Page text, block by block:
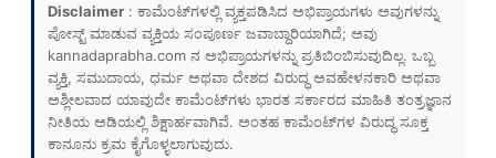
Disclaimer : ಕಾಮೆಂಟ್‌ಗಳಲ್ಲಿ ವ್ಯಕ್ತಪಡಿಸಿದ ಅಭಿಪ್ರಾಯಗಳು ಅವುಗಳನ್ನು
ಪೋಸ್ಟ್ ಮಾಡುವ ವ್ಯಕ್ತಿಯ ಸಂಪೂರ್ಣ ಜವಾಬ್ದಾರಿಯಾಗಿದೆ; ಅವು
kannadaprabha.com ನ ಅಭಿಪ್ರಾಯಗಳನ್ನು ಪ್ರತಿಬಿಂಬಿಸುವುದಿಲ್ಲ. ಒಬ್ಬ
ವ್ಯಕ್ತಿ, ಸಮುದಾಯ, ಧರ್ಮ ಅಥವಾ ದೇಶದ ವಿರುದ್ಧ ಅವಹೇಳನಕಾರಿ ಅಥವಾ
ಅಶ್ಲೀಲವಾದ ಯಾವುದೇ ಕಾಮೆಂಟ್‌ಗಳು ಭಾರತ ಸರ್ಕಾರದ ಮಾಹಿತಿ ತಂತ್ರಜ್ಞಾನ
ನೀತಿಯ ಅಡಿಯಲ್ಲಿ ಶಿಕ್ಷಾರ್ಹವಾಗಿವೆ. ಅಂತಹ ಕಾಮೆಂಟ್‌ಗಳ ವಿರುದ್ಧ ಸೂಕ್ತ
ಕಾನೂನು ಕ್ರಮ ಕೈಗೊಳ್ಳಲಾಗುವುದು.